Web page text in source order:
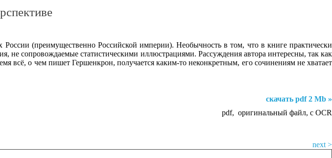
(преимущественно Российской империи). Необычность в том, что в книге практически
сопровождаемые статистическими иллюстрациями. Рассуждения автора интересны, так как
всё, о чем пишет Гершенкрон, получается каким-то неконкретным, его сочинениям не хватает
скачать pdf 2 Mb »
pdf, оригинальный файл, с OCR
next >